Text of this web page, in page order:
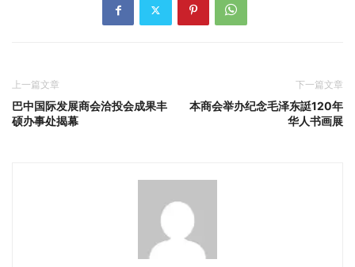
上一篇文章
巴中国际发展商会洽投会成果丰
硕办事处揭幕
下一篇文章
本商会举办纪念毛泽东誔120年
华人书画展